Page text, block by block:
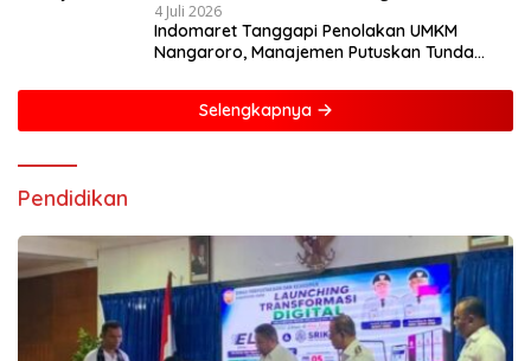
4 Juli 2026
Indomaret Tanggapi Penolakan UMKM
Nangaroro, Manajemen Putuskan Tunda
Selengkapnya
Pendidikan